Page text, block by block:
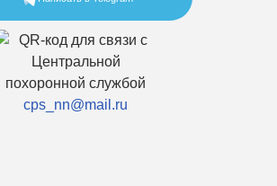
cps_nn@mail.ru